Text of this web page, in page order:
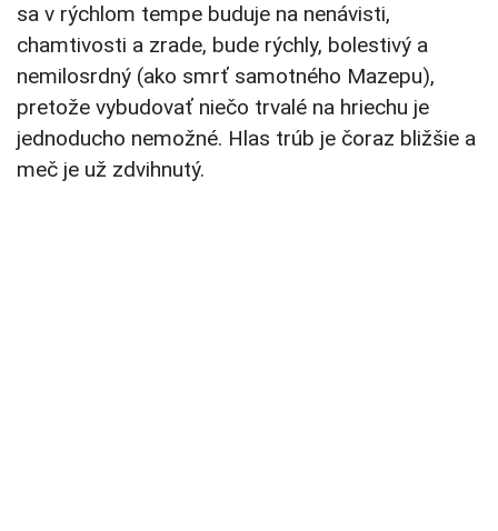
sa v rýchlom tempe buduje na nenávisti,
chamtivosti a zrade, bude rýchly, bolestivý a
nemilosrdný (ako smrť samotného Mazepu),
pretože vybudovať niečo trvalé na hriechu je
jednoducho nemožné. Hlas trúb je čoraz bližšie a
meč je už zdvihnutý.